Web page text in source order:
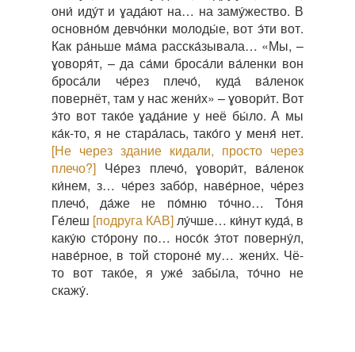
они́ иду́т и ɣада́ют на… на заму́жество. В
основно́м девчо́нки молоды́е, вот э́ти вот.
Как ра́ньше ма́ма расска́зывала… «Мы, –
ɣоворя́т, – да са́ми броса́ли ва́ленки вон
броса́ли че́рез плечо́, куда́ ва́ленок
повернёт, там у нас жени́х» – ɣовори́т. Вот
э́то вот тако́е ɣада́ние у неё бы́ло. А мы
ка́к-то, я не стара́лась, тако́го у меня́ нет.
[Не через здание кидали, просто через
плечо?] Че́рез плечо́, ɣовори́т, ва́ленок
ки́нем, з… че́рез забо́р, наве́рное, че́рез
плечо́, да́же не по́мню то́чно… То́ня
Ге́леш [подруга КАВ]лу́чше… ки́нут куда́, в
каку́ю сто́рону по… носо́к э́тот поверну́л,
наве́рное, в той стороне́ му… жени́х. Чё-
то вот тако́е, я уже́ забы́ла, то́чно не
скажу́.